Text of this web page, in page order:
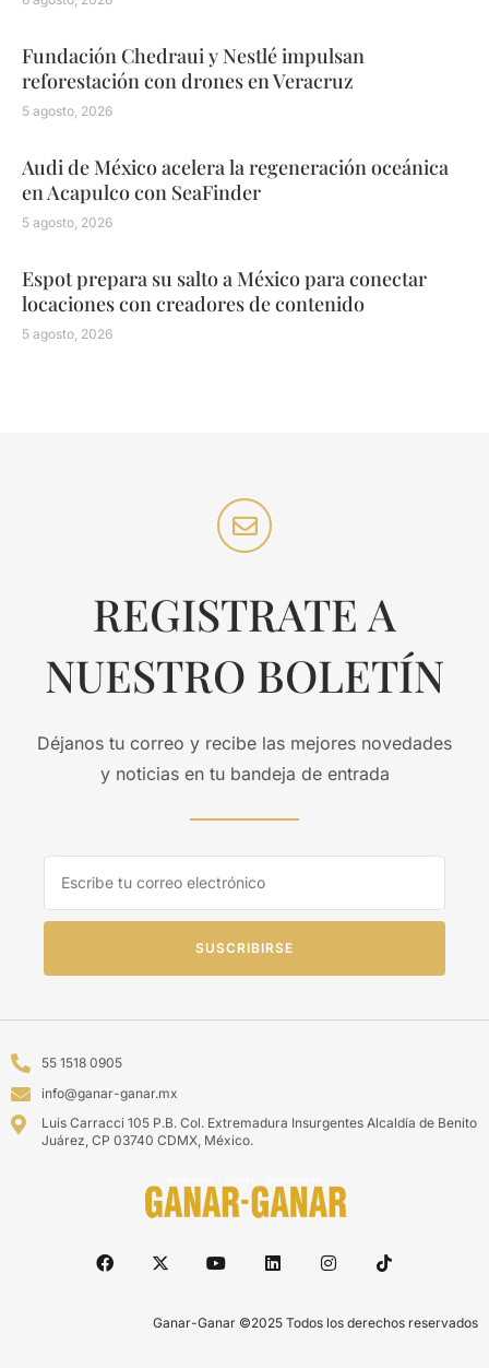
Fundación Chedraui y Nestlé impulsan
reforestación con drones en Veracruz
5 agosto, 2026
Audi de México acelera la regeneración oceánica
en Acapulco con SeaFinder
5 agosto, 2026
Espot prepara su salto a México para conectar
locaciones con creadores de contenido
5 agosto, 2026
REGISTRATE A
NUESTRO BOLETÍN
Déjanos tu correo y recibe las mejores novedades
y noticias en tu bandeja de entrada
SUSCRIBIRSE
55 1518 0905
info@ganar-ganar.mx
Luis Carracci 105 P.B. Col. Extremadura Insurgentes Alcaldía de Benito
Juárez, CP 03740 CDMX, México.
Ganar-Ganar ©2025 Todos los derechos reservados